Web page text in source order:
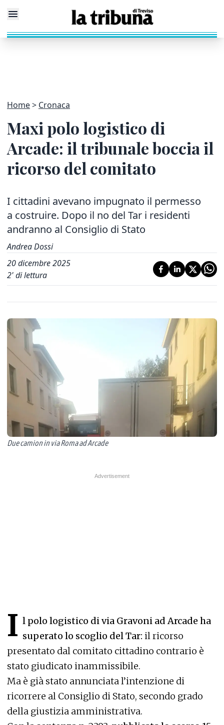
Home Cronaca
Maxi polo logistico di
Arcade: il tribunale boccia il
ricorso del comitato
I cittadini avevano impugnato il permesso
a costruire. Dopo il no del Tar i residenti
andranno al Consiglio di Stato
Andrea Dossi
20 dicembre 2025
2' di lettura
Due camion in via Roma ad Arcade
I l polo logistico di via Gravoni ad Arcade ha
superato lo scoglio del Tar: il ricorso
presentato dal comitato cittadino contrario è
stato giudicato inammissibile.
Ma è già stato annunciata l’intenzione di
ricorrere al Consiglio di Stato, secondo grado
della giustizia amministrativa.